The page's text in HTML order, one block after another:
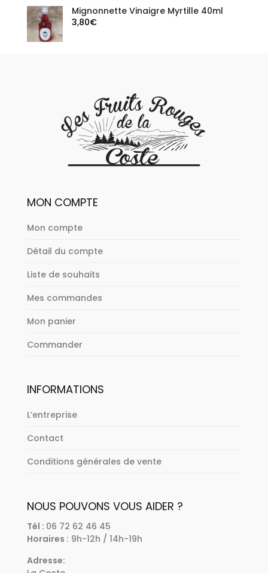
Mignonnette Vinaigre Myrtille 40ml
3,80€
MON COMPTE
Mon compte
Détail du compte
Liste de souhaits
Mes commandes
Mon panier
Commander
INFORMATIONS
L’entreprise
Contact
Conditions générales de vente
NOUS POUVONS VOUS AIDER ?
Tél : 06 72 62 46 45
Horaires : 9h-12h / 14h-19h
Adresse: